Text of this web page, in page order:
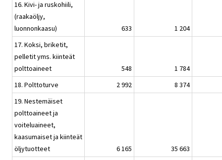
16. Kivi- ja ruskohiili,
(raakaöljy,
luonnonkaasu)
633
1 204
17. Koksi, briketit,
pelletit yms. kiinteät
polttoaineet
548
1 784
18. Polttoturve
2 992
8 374
19. Nestemäiset
polttoaineet ja
voiteluaineet,
kaasumaiset ja kiinteät
öljytuotteet
6 165
35 663